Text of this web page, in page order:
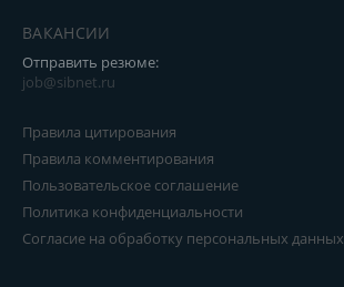
ВАКАНСИИ
Отправить резюме:
job@sibnet.ru
Правила цитирования
Правила комментирования
Пользовательское соглашение
Политика конфиденциальности
Согласие на обработку персональных данных